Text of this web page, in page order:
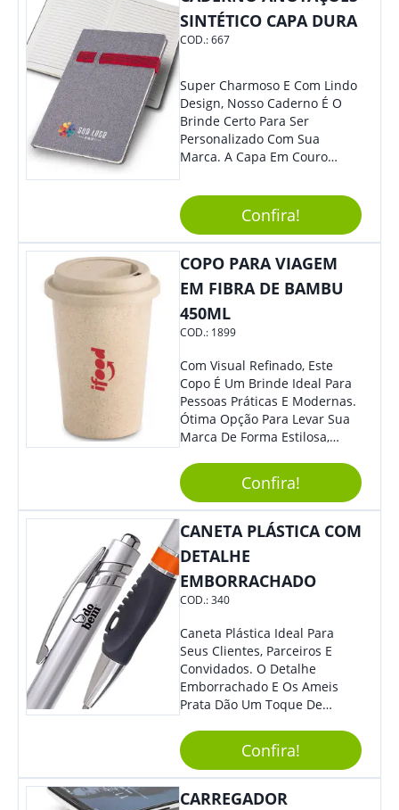
SINTÉTICO CAPA DURA
COD.:667
Super Charmoso E Com Lindo
Design, Nosso Caderno É O
Brinde Certo Para Ser
Personalizado Com Sua
Marca. A Capa Em Couro
Elástico Permite Maior
Segurança Ao Carregá-Lo.
Ofereça A Seus Clientes E
Colaboradores, Sem Dúvidas
Eles Irão Adorar.
Confira!
COPO PARA VIAGEM
EM FIBRA DE BAMBU
450ML
COD.: 1899
Com Visual Refinado, Este
Copo É Um Brinde Ideal Para
Pessoas Práticas E Modernas.
Ótima Opção Para Levar Sua
Marca De Forma Estilosa,
Empresa Em Eventos,
Reuniões Corporativas Ou Até
Mesmo Para Presentear
Colaboradores.
Confira!
CANETA PLÁSTICA COM
DETALHE
EMBORRACHADO
COD.:340
Caneta Plástica Ideal Para
Seus Clientes, Parceiros E
Convidados. O Detalhe
Emborrachado E Os Ameis
Prata Dão Um Toque De
Acionamento Por Clique.
Confira!
CARREGADOR